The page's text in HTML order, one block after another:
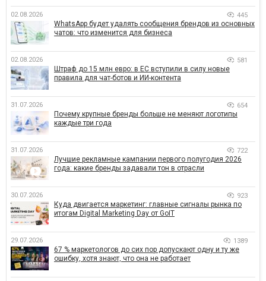
02.08.2026 445
WhatsApp будет удалять сообщения брендов из основных
чатов: что изменится для бизнеса
02.08.2026 581
Штраф до 15 млн евро: в ЕС вступили в силу новые
правила для чат-ботов и ИИ-контента
31.07.2026 654
Почему крупные бренды больше не меняют логотипы
каждые три года
31.07.2026 722
Лучшие рекламные кампании первого полугодия 2026
года: какие бренды задавали тон в отрасли
30.07.2026 923
Куда двигается маркетинг: главные сигналы рынка по
итогам Digital Marketing Day от GoIT
29.07.2026 1389
67 % маркетологов до сих пор допускают одну и ту же
ошибку, хотя знают, что она не работает